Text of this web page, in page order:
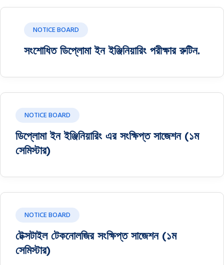
NOTICE BOARD
সংশোধিত ডিপ্লোমা ইন ইঞ্জিনিয়ারিং পরীক্ষার রুটিন.
NOTICE BOARD
ডিপ্লোমা ইন ইঞ্জিনিয়ারিং এর সংক্ষিপ্ত সাজেশন (১ম
সেমিস্টার)
NOTICE BOARD
টেক্সটাইল টেকনোলজির সংক্ষিপ্ত সাজেশন (১ম
সেমিস্টার)